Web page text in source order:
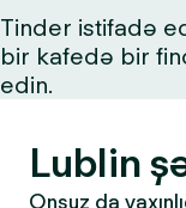
Tinder istifadə
bir kafedə bir
edin.
Lublin
Onsuz da